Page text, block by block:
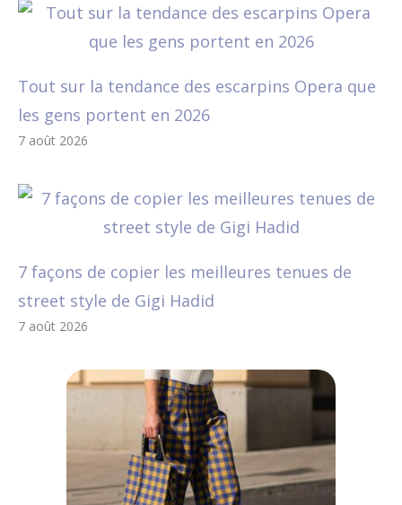
Tout sur la tendance des escarpins Opera que
les gens portent en 2026
7 août 2026
7 façons de copier les meilleures tenues de
street style de Gigi Hadid
7 août 2026